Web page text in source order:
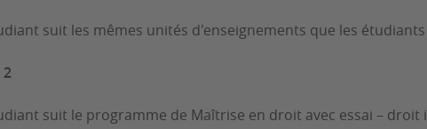
suit les mêmes unités d'enseignements que les
suit le programme de Maîtrise en droit avec essai –